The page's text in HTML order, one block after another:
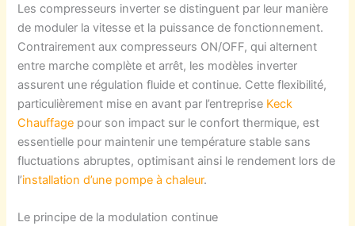
Les compresseurs inverter se distinguent par leur manière
de moduler la vitesse et la puissance de fonctionnement.
Contrairement aux compresseurs ON/OFF, qui alternent
entre marche complète et arrêt, les modèles inverter
assurent une régulation fluide et continue. Cette flexibilité,
particulièrement mise en avant par l’entreprise Keck
Chauffage pour son impact sur le confort thermique, est
essentielle pour maintenir une température stable sans
fluctuations abruptes, optimisant ainsi le rendement lors de
l’installation d’une pompe à chaleur.
Le principe de la modulation continue